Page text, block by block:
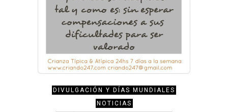
DIVULGACIÓN Y DÍAS MUNDIALES
NOTICIAS